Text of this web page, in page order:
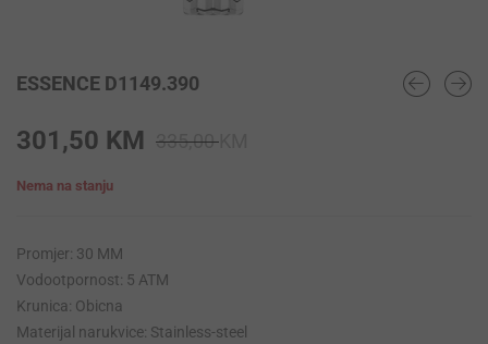
ESSENCE D1149.390
335,00
301,50 KM
Nema na stanju
Promjer: 30 MM
Vodootpornost: 5 ATM
Krunica: Obicna
Materijal narukvice: Stainless-steel